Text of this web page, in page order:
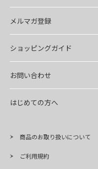
メルマガ登録
ショッピングガイド
お問い合わせ
はじめての方へ
商品のお取り扱いについて
ご利用規約